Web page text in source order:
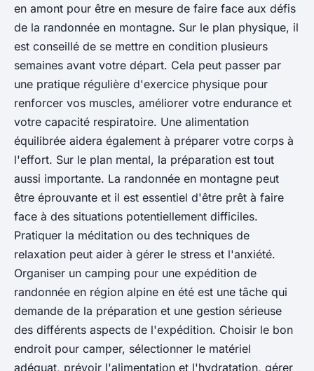
en amont pour être en mesure de faire face aux défis
de la randonnée en montagne. Sur le plan physique, il
est conseillé de se mettre en condition plusieurs
semaines avant votre départ. Cela peut passer par
une pratique régulière d'exercice physique pour
renforcer vos muscles, améliorer votre endurance et
votre capacité respiratoire. Une alimentation
équilibrée aidera également à préparer votre corps à
l'effort. Sur le plan mental, la préparation est tout
aussi importante. La randonnée en montagne peut
être éprouvante et il est essentiel d'être prêt à faire
face à des situations potentiellement difficiles.
Pratiquer la méditation ou des techniques de
relaxation peut aider à gérer le stress et l'anxiété.
Organiser un camping pour une expédition de
randonnée en région alpine en été est une tâche qui
demande de la préparation et une gestion sérieuse
des différents aspects de l'expédition. Choisir le bon
endroit pour camper, sélectionner le matériel
adéquat, prévoir l'alimentation et l'hydratation, gérer